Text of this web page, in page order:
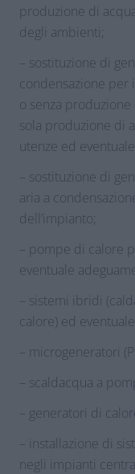
produzione di
degli ambienti;
– sostituzione di
condensazione per
o senza
sola produzione di
utenze ed
– sostituzione di
aria a
dell’impianto;
– pompe di calore
eventuale
– sistemi ibridi
calore) ed
– microgeneratori
– scaldacqua a
– generatori di
– installazione di
negli impianti